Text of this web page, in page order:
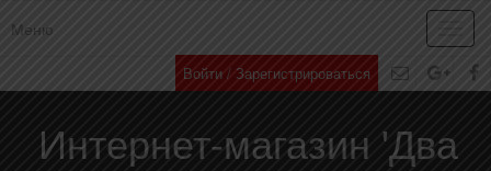
Меню
Войти / Зарегистрироваться
Интернет-магазин 'Два